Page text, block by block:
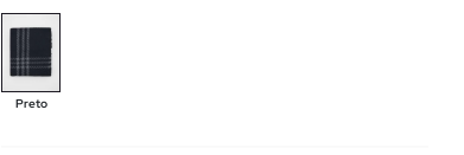
Preto